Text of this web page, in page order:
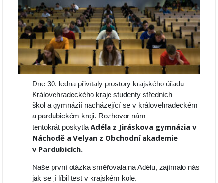
Dne 30. ledna přivítaly prostory krajského úřadu
Královehradeckého kraje studenty středních
škol a gymnázií nacházející se v královehradeckém
a pardubickém kraji. Rozhovor nám
tentokrát poskytla Adéla z Jiráskova gymnázia v
Náchodě a Velyan z Obchodní akademie
v Pardubicích.
Naše první otázka směřovala na Adélu, zajímalo nás
jak se jí líbil test v krajském kole.